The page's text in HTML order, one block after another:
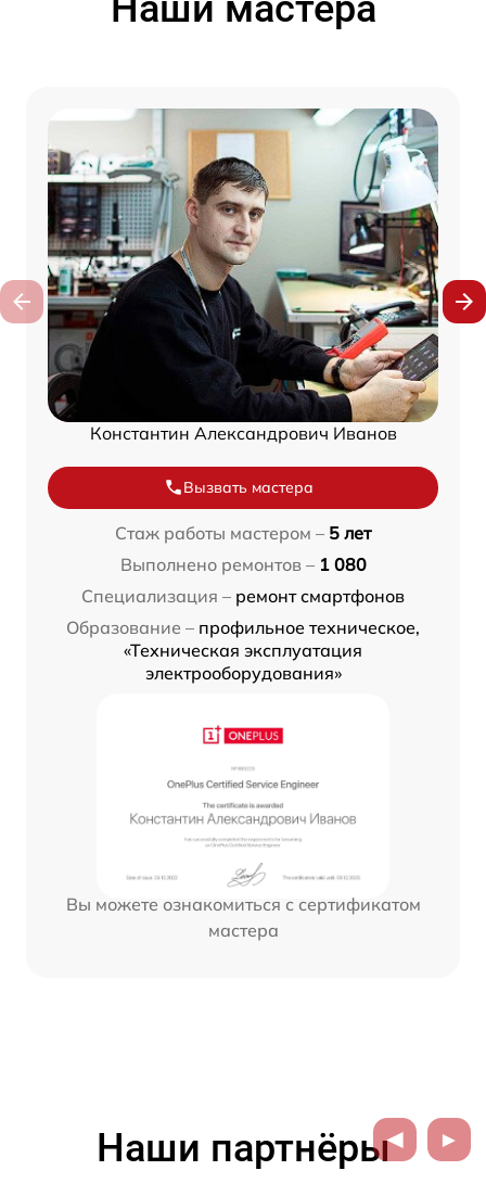
Константин Александрович Иванов
Вызвать мастера
Стаж работы мастером – 5 лет
Выполнено ремонтов – 1 080
Специализация – ремонт смартфонов
Образование – профильное техническое,
«Техническая эксплуатация
электрооборудования»
Вы можете ознакомиться с сертификатом
мастера
Наши партнёры